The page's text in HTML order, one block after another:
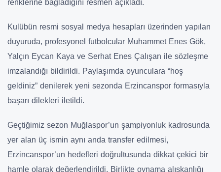
renklerine bağladığını resmen açıkladı.
Kulübün resmi sosyal medya hesapları üzerinden yapılan
duyuruda, profesyonel futbolcular Muhammet Enes Gök,
Yalçın Eycan Kaya ve Serhat Enes Çalışan ile sözleşme
imzalandığı bildirildi. Paylaşımda oyunculara “hoş
geldiniz” denilerek yeni sezonda Erzincanspor formasıyla
başarı dilekleri iletildi.
Geçtiğimiz sezon Muğlaspor’un şampiyonluk kadrosunda
yer alan üç ismin aynı anda transfer edilmesi,
Erzincanspor’un hedefleri doğrultusunda dikkat çekici bir
hamle olarak değerlendirildi. Birlikte oynama alışkanlığı